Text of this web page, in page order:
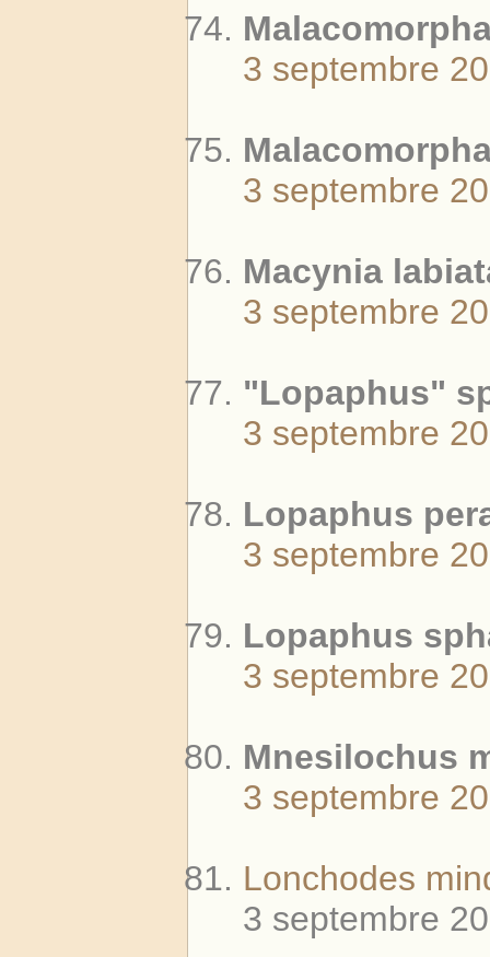
3 septembre
3 septembre
Macynia
3 septembre
"Lopaphus"
3 septembre
Lopaphus
3 septembre
Lopaphus
3 septembre
Mnesilochus
3 septembre
Lonchodes
3 septembre